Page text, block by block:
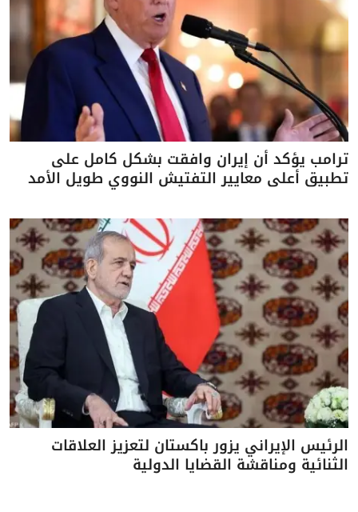
ترامب يؤكد أن إيران وافقت بشكل كامل على
تطبيق أعلى معايير التفتيش النووي طويل الأمد
الرئيس الإيراني يزور باكستان لتعزيز العلاقات
الثنائية ومناقشة القضايا الدولية